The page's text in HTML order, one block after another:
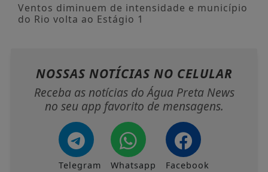
Ventos diminuem de intensidade e município
do Rio volta ao Estágio 1
NOSSAS NOTÍCIAS NO CELULAR
Receba as notícias do Água Preta News
no seu app favorito de mensagens.
Telegram Whatsapp Facebook